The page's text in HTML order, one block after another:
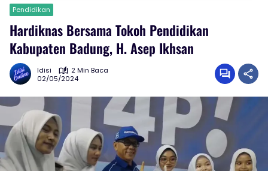
Pendidikan
Hardiknas Bersama Tokoh Pendidikan
Kabupaten Badung, H. Asep Ikhsan
Idisi
2 Min Baca
02/05/2024